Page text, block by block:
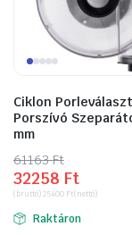
Ciklon
Porszívó
mm
61163Ft
Original
price
was:
61163 Ft.
32258 Ft
Current
price
is:
32258 Ft.
(bruttó)25400 Ft(nettó)
Raktáron